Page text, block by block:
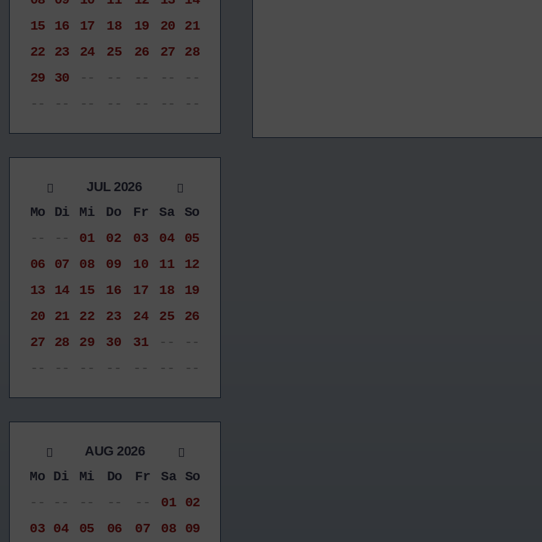
15
16 17 18 19 20
21
22
23 24 25 26 27
28
29
30 -- -- -- --
--
--
-- -- -- -- -- --
JUL 2026
Mo
Di Mi Do Fr Sa
So
--
-- 01 02 03 04
05
06
07 08 09 10 11
12
13
14 15 16 17 18
19
20
21 22 23 24 25
26
27
28 29 30 31 --
--
--
-- -- -- -- -- --
AUG 2026
Mo Di Mi Do Fr Sa
So
--
-- -- -- -- 01
02
03 04 05 06 07 08 09